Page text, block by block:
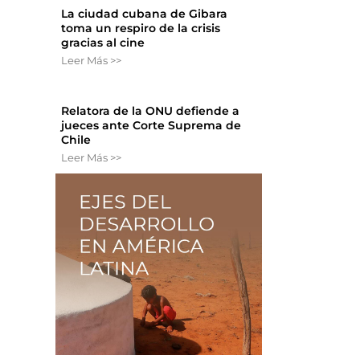
La ciudad cubana de Gibara
toma un respiro de la crisis
gracias al cine
Leer Más >>
Relatora de la ONU defiende a
jueces ante Corte Suprema de
Chile
Leer Más >>